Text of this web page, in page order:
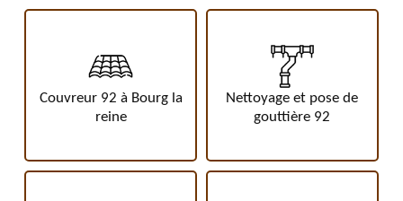
Couvreur 92 à Bourg la
reine
Nettoyage et pose de
gouttière 92